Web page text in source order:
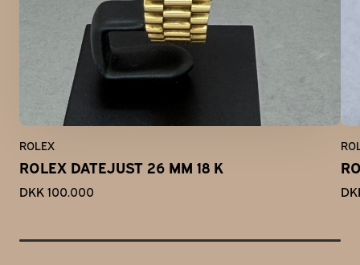
ROLEX
ROLEX DATEJUST 26 MM 18 K
DKK 100.000